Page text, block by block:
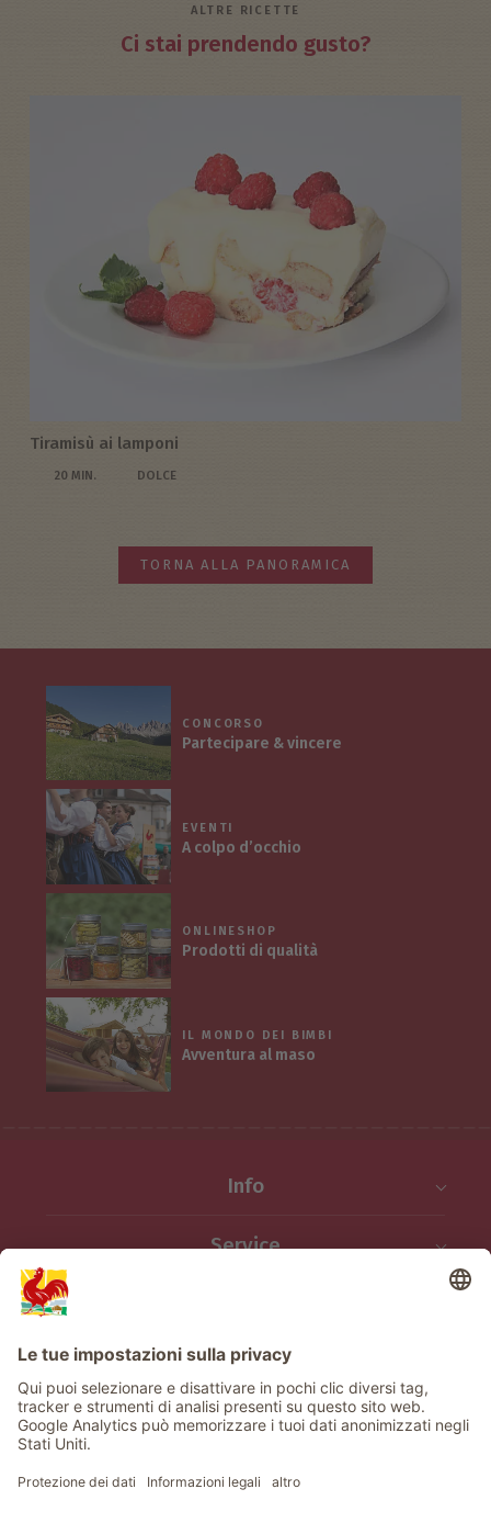
ALTRE RICETTE
Ci stai prendendo gusto?
Tiramisù ai lamponi
20 MIN. DOLCE
TORNA ALLA PANORAMICA
CONCORSO
Partecipare & vincere
EVENTI
A colpo d’occhio
ONLINESHOP
Prodotti di qualità
IL MONDO DEI BIMBI
Avventura al maso
Info
Service
Newsletter